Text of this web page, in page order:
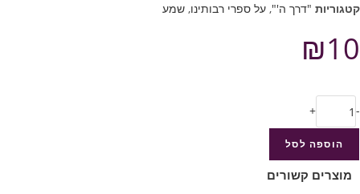
קטגוריות "דרך ה'", על ספרי רבותינו, שמע
₪10
-
+
הוספה לסל
מוצרים קשורים